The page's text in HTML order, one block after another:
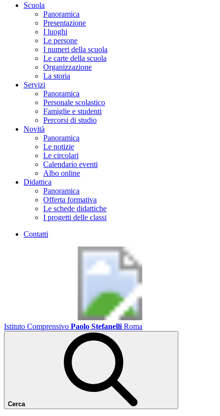
Scuola
Panoramica
Presentazione
I luoghi
Le persone
I numeri della scuola
Le carte della scuola
Organizzazione
La storia
Servizi
Panoramica
Personale scolastico
Famiglie e studenti
Percorsi di studio
Novità
Panoramica
Le notizie
Le circolari
Calendario eventi
Albo online
Didattica
Panoramica
Offerta formativa
Le schede didattiche
I progetti delle classi
Contatti
Istituto Comprensivo Paolo Stefanelli Roma
Cerca